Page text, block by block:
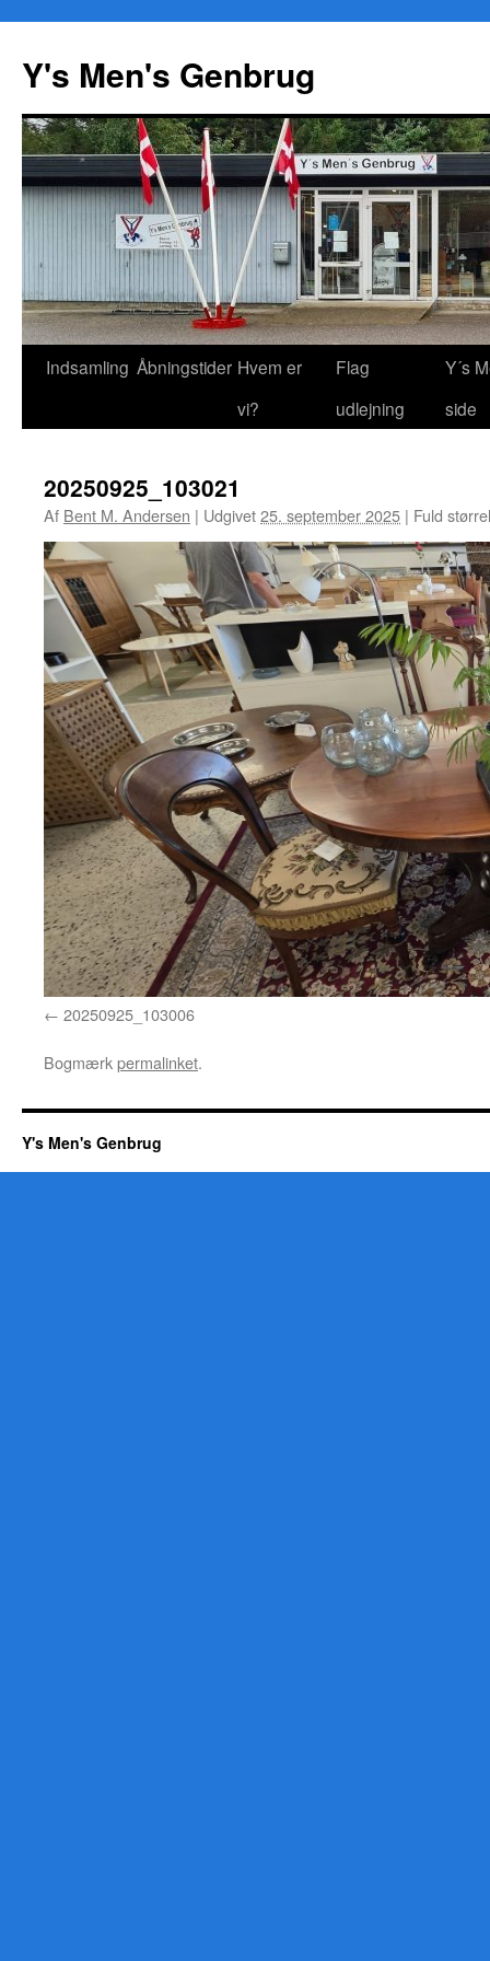
Y's Men's Genbrug
Hop
Indsamling Åbningstider Hvem er
vi?
Flag
udlejning
Y´s
side
20250925_103021
Af Bent M. Andersen | Udgivet25. september 2025 | Fuld
20250925_103006
Bogmærkpermalinket.
Y's Men's Genbrug